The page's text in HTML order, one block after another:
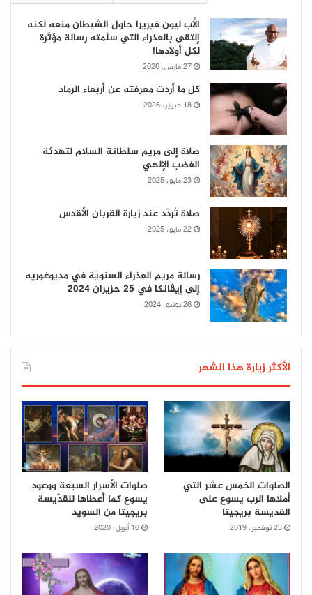
الأب ليون فيريرا حاول الشيطان منعه لكنه
إلتقى بالعذراء التي سلّمته رسالة مؤثّرة
لكل أولادها!
27 مارس، 2026
كل ما أردت معرفته عن أربعاء الرماد
18 فبراير، 2026
صلاة إلى مريم سلطانة السلام لتهدئة
الغضب الإلهي
23 مايو، 2025
صلاة تُردّد عند زيارة القربان الأقدس
22 مايو، 2025
رسالة مريم العذراء السنويّة في مديوغوريه
إلى إيڤانكا في 25 حزيران 2024
26 يونيو، 2024
الأكثر زيارة هذا الشهر
الصلوات الخمس عشر التي
أملاها الرب يسوع على
القديسة بريجيتا
23 نوفمبر، 2019
صلوات الأسرار السبعة ووعود
يسوع كما أعطاها للقدّيسة
بريجيتا من السويد
16 أبريل، 2020